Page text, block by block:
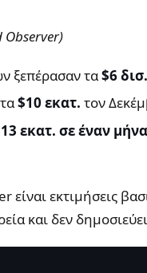
Observer)
ξεπέρασαν τα$6 δισ.
$10 εκατ. τον
εκατ. σε έναν μήνα
είναι εκτιμήσεις
και δεν